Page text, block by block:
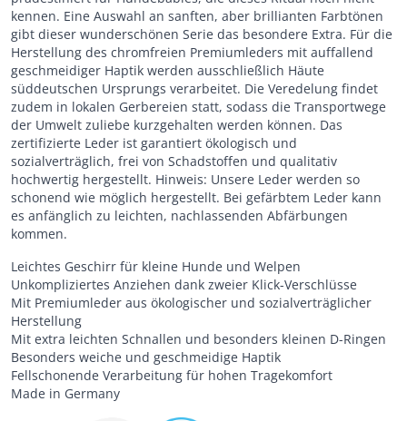
kennen. Eine Auswahl an sanften, aber brillianten Farbtönen
gibt dieser wunderschönen Serie das besondere Extra. Für die
Herstellung des chromfreien Premiumleders mit auffallend
geschmeidiger Haptik werden ausschließlich Häute
süddeutschen Ursprungs verarbeitet. Die Veredelung findet
zudem in lokalen Gerbereien statt, sodass die Transportwege
der Umwelt zuliebe kurzgehalten werden können. Das
zertifizierte Leder ist garantiert ökologisch und
sozialverträglich, frei von Schadstoffen und qualitativ
hochwertig hergestellt. Hinweis: Unsere Leder werden so
schonend wie möglich hergestellt. Bei gefärbtem Leder kann
es anfänglich zu leichten, nachlassenden Abfärbungen
kommen.
Leichtes Geschirr für kleine Hunde und Welpen
Unkompliziertes Anziehen dank zweier Klick-Verschlüsse
Mit Premiumleder aus ökologischer und sozialverträglicher
Herstellung
Mit extra leichten Schnallen und besonders kleinen D-Ringen
Besonders weiche und geschmeidige Haptik
Fellschonende Verarbeitung für hohen Tragekomfort
Made in Germany